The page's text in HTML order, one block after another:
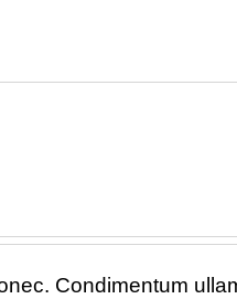
Condimentum